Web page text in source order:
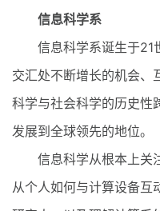
信息科学系
信息科学系诞生于21
交汇处不断增长的机会、
科学与社会科学的历史性
发展到全球领先的地位。
信息科学从根本上关
从个人如何与计算设备互